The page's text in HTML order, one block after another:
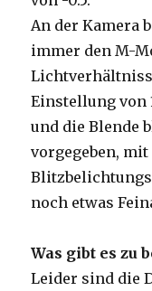
An der Kamera
immer den M-
Einstellung von
und die Blende
vorgegeben,
noch etwas
Was gibt es zu
Leider sind die